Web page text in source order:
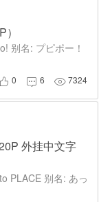
别名: プピポー！
0  6 7324
外挂中文字
PLACE 别名: あっ